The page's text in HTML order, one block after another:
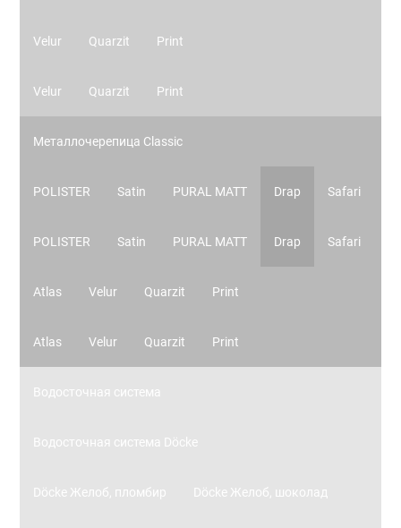
Velur
Velur
Quarzit
Quarzit
Print
Print
Металлочерепица Classic
POLISTER
POLISTER
Satin
Satin
PURAL MATT
PURAL MATT
Drap
Drap
Safari
Safari
Atlas
Atlas
Velur
Velur
Quarzit
Quarzit
Print
Print
Водосточная система
Водосточная система Döcke
Döcke Желоб, пломбир Döcke Желоб, шоколад